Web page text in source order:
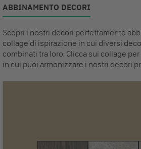
ABBINAMENTO DECORI
Scopri i nostri decori perfettamente
collage di ispirazione in cui diversi
combinati tra loro. Clicca sui collage
in cui puoi armonizzare i nostri decori